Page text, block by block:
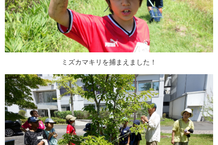
ミズカマキリを捕まえました！